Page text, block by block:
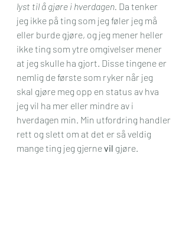
lyst til å gjøre i hverdagen. Da tenker
jeg ikke på ting som jeg føler jeg må
eller burde gjøre, og jeg mener heller
ikke ting som ytre omgivelser mener
at jeg skulle ha gjort. Disse tingene er
nemlig de første som ryker når jeg
skal gjøre meg opp en status av hva
jeg vil ha mer eller mindre av i
hverdagen min. Min utfordring handler
rett og slett om at det er så veldig
mange ting jeg gjerne vil gjøre.